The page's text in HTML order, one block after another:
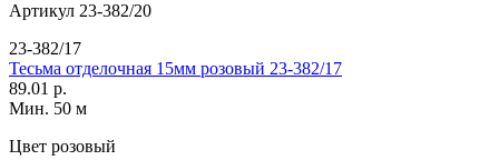
Артикул 23-382/20
23-382/17
Тесьма отделочная 15мм розовый 23-382/17
89.01 р.
Мин. 50 м
Цвет розовый